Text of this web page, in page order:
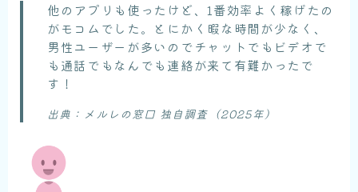
他のアプリも使ったけど、1番効率よく稼げたの
がモコムでした。とにかく暇な時間が少なく、
男性ユーザーが多いのでチャットでもビデオで
も通話でもなんでも連絡が来て有難かったで
す！
出典：メルレの窓口 独自調査（2025年）